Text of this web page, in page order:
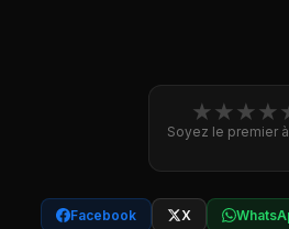
★★★★
Soyez le premier
Facebook X